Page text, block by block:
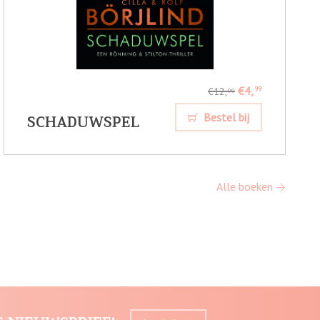
SCHADUWSPEL
€12,99 €4,99
Bestel bij
Alle boeken